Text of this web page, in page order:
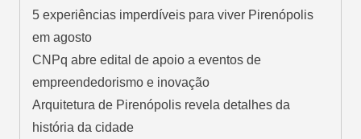
5 experiências imperdíveis para viver Pirenópolis
em agosto
CNPq abre edital de apoio a eventos de
empreendedorismo e inovação
Arquitetura de Pirenópolis revela detalhes da
história da cidade